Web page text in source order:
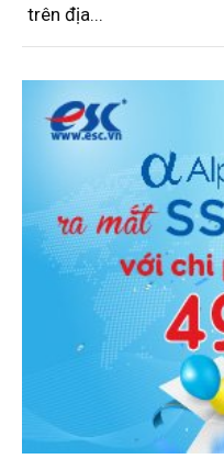
trên địa...